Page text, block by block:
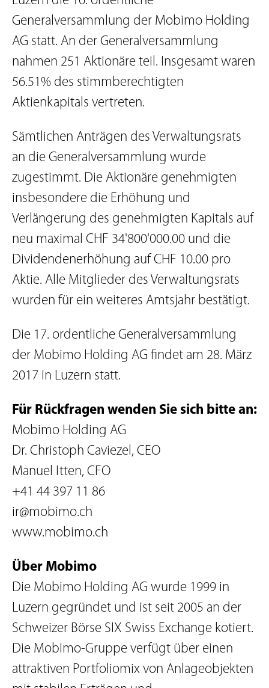
Generalversammlung der Mobimo Holding
AG statt. An der Generalversammlung
nahmen 251 Aktionäre teil. Insgesamt waren
56.51% des stimmberechtigten
Aktienkapitals vertreten.
Sämtlichen Anträgen des Verwaltungsrats
an die Generalversammlung wurde
zugestimmt. Die Aktionäre genehmigten
insbesondere die Erhöhung und
Verlängerung des genehmigten Kapitals auf
neu maximal CHF 34'800'000.00 und die
Dividendenerhöhung auf CHF 10.00 pro
Aktie. Alle Mitglieder des Verwaltungsrats
wurden für ein weiteres Amtsjahr bestätigt.
Die 17. ordentliche Generalversammlung
der Mobimo Holding AG findet am 28. März
2017 in Luzern statt.
Für Rückfragen wenden Sie sich bitte an:
Mobimo Holding AG
Dr. Christoph Caviezel, CEO
Manuel Itten, CFO
+41 44 397 11 86
ir@mobimo.ch
www.mobimo.ch
Über Mobimo
Die Mobimo Holding AG wurde 1999 in
Luzern gegründet und ist seit 2005 an der
Schweizer Börse SIX Swiss Exchange kotiert.
Die Mobimo-Gruppe verfügt über einen
attraktiven Portfoliomix von Anlageobjekten